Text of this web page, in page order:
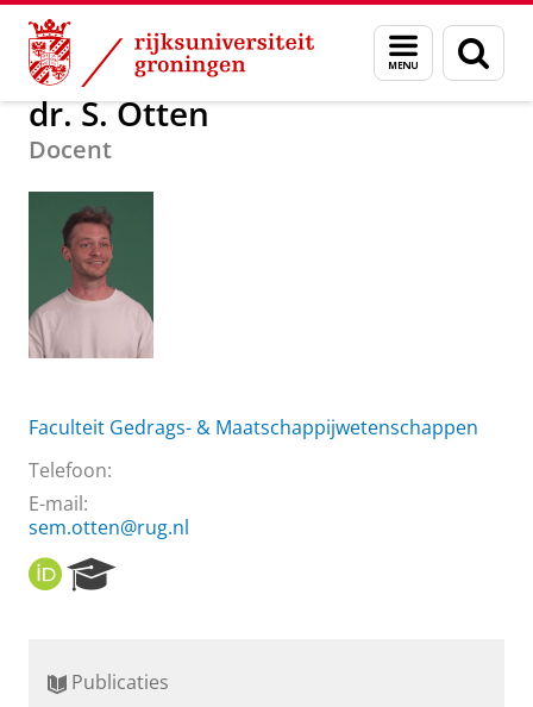
Skip
Content
Skip
Navigation
Menu
en
zoeken
Over ons dr. S. Otten
dr. S. Otten
Docent
Faculteit Gedrags- & Maatschappijwetenschappen
Telefoon:
E-mail:
sem.otten@rug.nl
O
R
r
Publicaties